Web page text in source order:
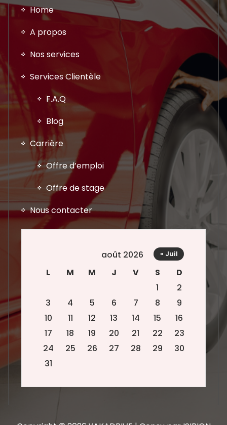
Home
A propos
Nos services
Services Clientèle
F.A.Q
Blog
Carrière
Offre d’emploi
Offre de stage
Nous contacter
août 2026
L
M M J V S
D
1
2
3
4 5 6 7 8
9
10
11 12 13 14 15
16
17
18 19 20 21 22
23
24
25 26 27 28 29
30
31
« Juil